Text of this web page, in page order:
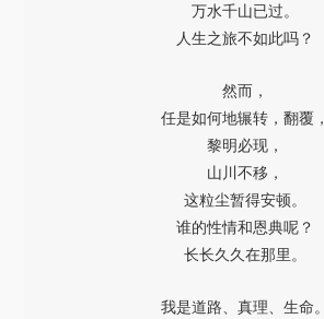
万水千山已过。
人生之旅不如此吗？
然而，
任是如何地辗转，翻覆，
黎明必现，
山川不移，
这粒尘暂得安顿。
谁的性情和恩典呢？
长长久久在那里。
我是道路、真理、生命。